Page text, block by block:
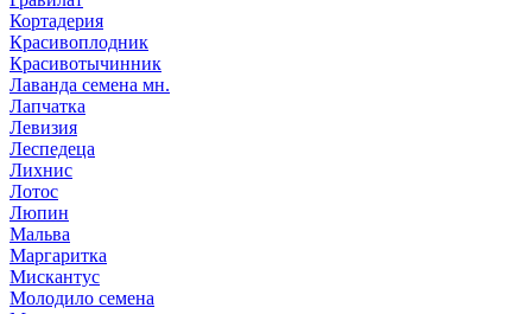
Кортадерия
Красивоплодник
Красивотычинник
Лаванда семена мн.
Лапчатка
Левизия
Леспедеца
Лихнис
Лотос
Люпин
Мальва
Маргаритка
Мискантус
Молодило семена